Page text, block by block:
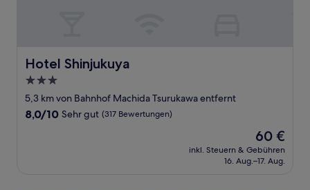
Hotel Shinjukuya
Hotel Shinjukuya
3.0-
Sterne-
Unterkunft
5,3 km von Bahnhof Machida Tsurukawa entfernt
8.0
8,0/10 Sehr gut (317 Bewertungen)
Der
Preis
beträgt
60 €
inkl. Steuern & Gebühren
16. Aug.–17. Aug.